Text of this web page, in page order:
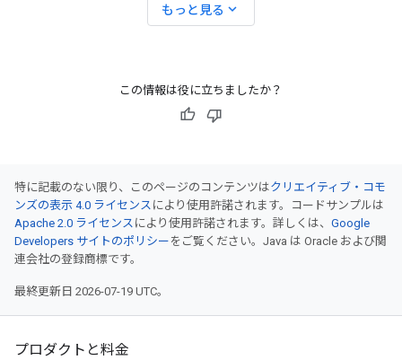
もっと見る expand_more
この情報は役に立ちましたか？
特に記載のない限り、このページのコンテンツはクリエイティブ・コモ
ンズの表示 4.0 ライセンス により使用許諾されます。コードサンプルは
Apache 2.0 ライセンス により使用許諾されます。詳しくは、 Google
Developers サイトのポリシー をご覧ください。Java は Oracle および関
連会社の登録商標です。
最終更新日 2026-07-19 UTC。
プロダクトと料金